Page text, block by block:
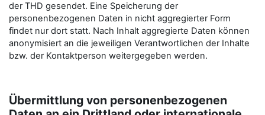
der THD gesendet. Eine Speicherung der
personenbezogenen Daten in nicht aggregierter Form
findet nur dort statt. Nach Inhalt aggregierte Daten können
anonymisiert an die jeweiligen Verantwortlichen der Inhalte
bzw. der Kontaktperson weitergegeben werden.
Übermittlung von personenbezogenen